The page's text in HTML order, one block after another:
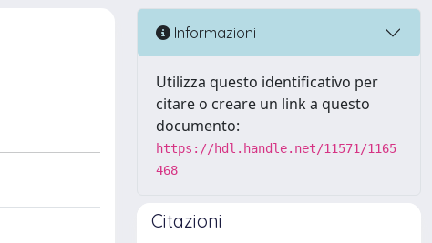
Informazioni
Utilizza questo identificativo per
citare o creare un link a questo
documento:
https://hdl.handle.net/11571/1165
468
Citazioni